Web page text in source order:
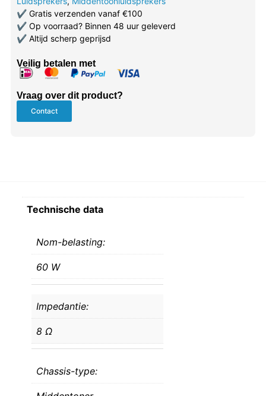
✔Gratis verzenden vanaf €100
✔Op voorraad? Binnen 48 uur geleverd
✔Altijd scherp geprijsd
Veilig betalen met
Vraag over dit product?
Contact
Technische data
Nom-belasting:
60 W
Impedantie:
8 Ω
Chassis-type: